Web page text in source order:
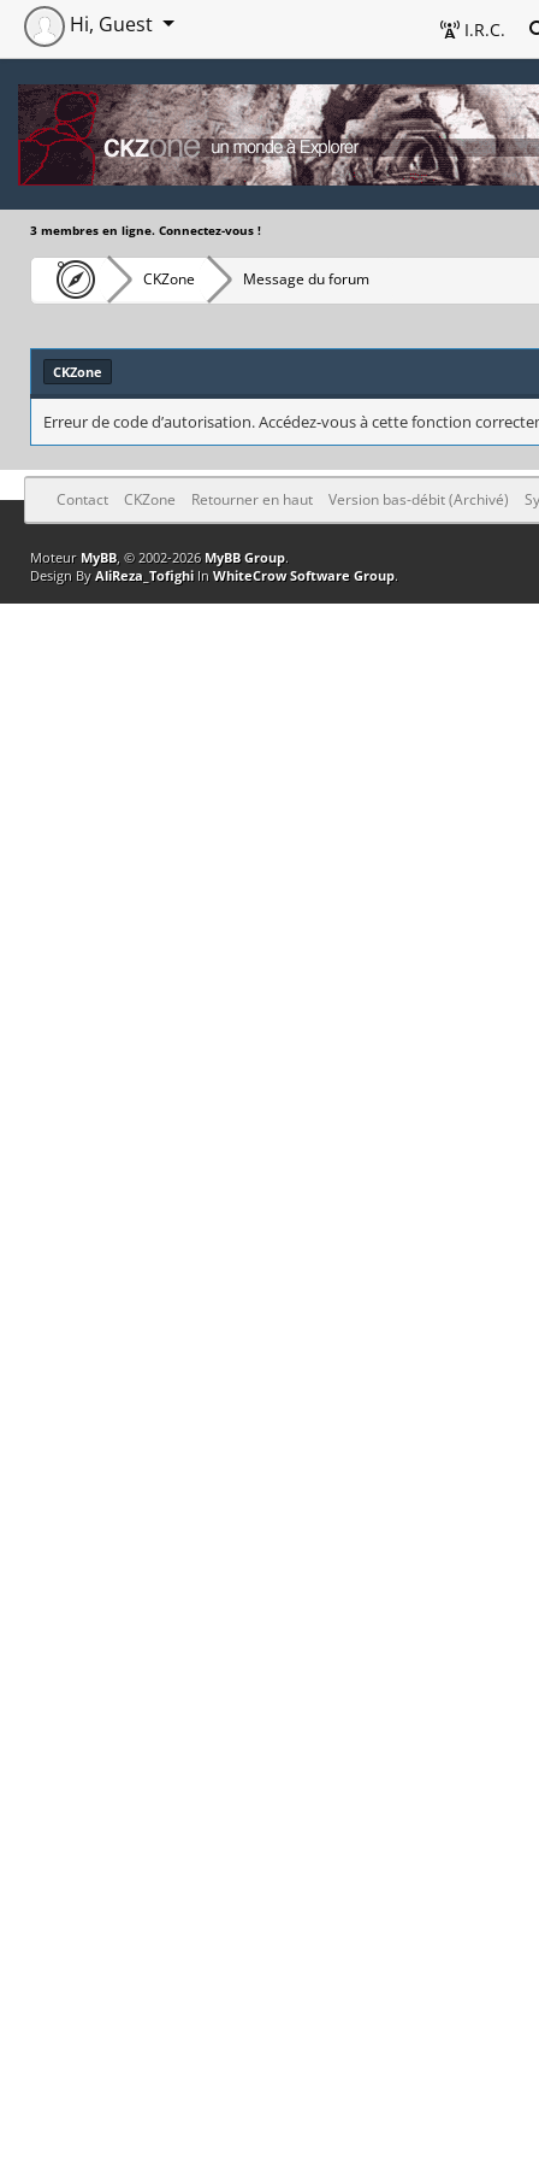
I.R.C.
Hi, Guest
3 membres en ligne. Connectez-vous !
CKZone Message du forum
CKZone
Erreur de code d’autorisation. Accédez-vous à cette fonction
Contact CKZone Retourner en haut Version bas-débit (Archivé)
Moteur MyBB, © 2002-2026 MyBB Group.
Design By AliReza_TofighiIn WhiteCrow Software Group.